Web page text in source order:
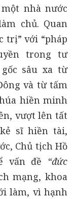
nhà nước
chủ. Quan
trị” với “pháp
trong tư
sâu xa từ
và từ tấm
hiền minh
vượt lên tất
sĩ hiền tài,
Chủ tịch Hồ
vấn đề “đức
mạng, khoa
làm, vì hạnh